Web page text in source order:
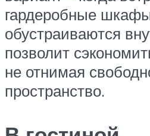
гардеробные
обустраиваются
позволит
не отнимая
пространство.